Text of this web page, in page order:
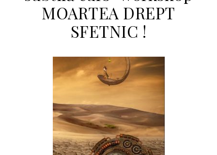
MOARTEA DREPT
SFETNIC !